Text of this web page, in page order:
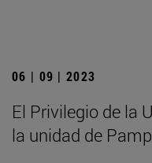
06 | 09 | 2023
El Privilegio de la
la unidad de